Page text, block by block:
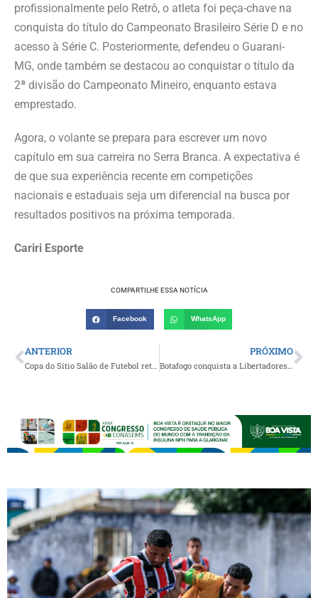
profissionalmente pelo Retrô, o atleta foi peça-chave na
conquista do título do Campeonato Brasileiro Série D e no
acesso à Série C. Posteriormente, defendeu o Guarani-
MG, onde também se destacou ao conquistar o título da
2ª divisão do Campeonato Mineiro, enquanto estava
emprestado.
Agora, o volante se prepara para escrever um novo
capítulo em sua carreira no Serra Branca. A expectativa é
de que sua experiência recente em competições
nacionais e estaduais seja um diferencial na busca por
resultados positivos na próxima temporada.
Cariri Esporte
COMPARTILHE ESSA NOTÍCIA
Facebook WhatsApp
ANTERIOR PRÓXIMO